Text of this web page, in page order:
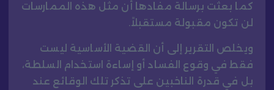
كما بعثت برسالة مفادها أن مثل هذه الممارسات
لن تكون مقبولة مستقبلاً.
ويخلص التقرير إلى أن القضية الأساسية ليست
فقط في وقوع الفساد أو إساءة استخدام السلطة،
بل في قدرة الناخبين على تذكر تلك الوقائع عند